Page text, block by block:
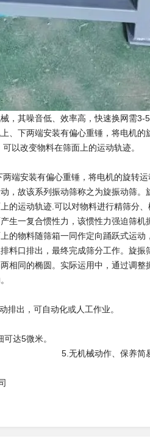
其噪音低、效率高，快速换网需3-
、下两端安装有偏心重锤，将电机
端的相位角，可以改变物
端安装有偏心重锤，将电机的旋转
，故该系列振动筛称之为旋振动筛
的运动轨迹.可以对物料进行精筛分
生一复合惯性力，该惯性力强迫筛
的物料随筛箱一同作定向踊跃式运
料口排出，最终完成筛分工作。旋
相同的椭圆。实际运用中，通过调整
而达到不同的筛分作
自动排出，可自动化或人工作
。
）过滤最细可达5微米。 4.
。 5.无机械动作、保养简易、
（医药